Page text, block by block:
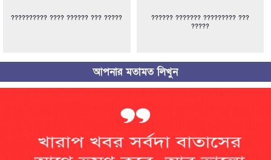
?????????? ???? ?????? ??? ?????
?????? ??????? ????????? ???
?????
আপনার মতামত লিখুন